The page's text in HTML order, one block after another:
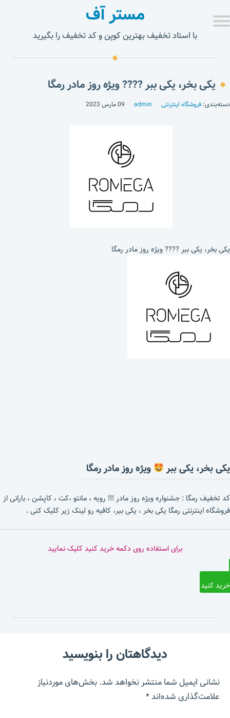
مستر آف
با استاد تخفیف بهترین کوپن و کد تخفیف را بگیرید
یکی بخر، یکی ببر ???? ویژه روز مادر رمگا
دسته‌بندی: فروشگاه اینترنتی admin 09 مارس 2023
یکی بخر، یکی ببر ???? ویژه روز مادر رمگا
یکی بخر، یکی ببر ویژه روز مادر رمگا
کد تخفیف رمگا : جشنواره ویژه روز مادر !!! رویه ، مانتو ،کت ، کاپشن ، بارانی از
فروشگاه اینترنتی رمگا یکی بخر ، یکی ببر، کافیه رو لینک زیر کلیک کنی .
برای استفاده روی دکمه خرید کنید کلیک نمایید
خرید کنید
دیدگاهتان را بنویسید
نشانی ایمیل شما منتشر نخواهد شد.بخش‌های موردنیاز
علامت‌گذاری شده‌اند*